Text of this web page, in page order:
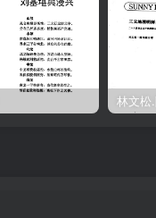
中的《宅经》、《葬书》、
、《青囊序》、《青囊奥语
官篇》、《发微论》十一篇
和点评。还特别将晋代郭璞